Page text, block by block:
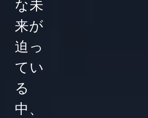
な未
来が
迫っ
てい
る
中、